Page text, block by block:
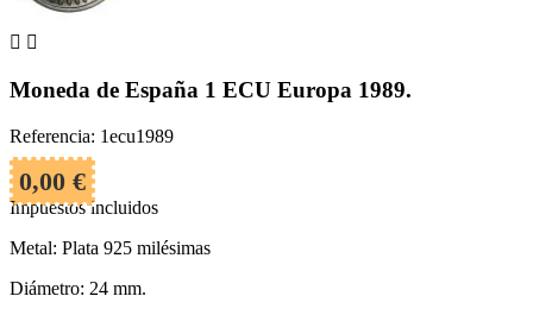
 
Moneda de España 1 ECU Europa 1989.
Referencia: 1ecu1989
0,00 €
Impuestos incluidos
Metal: Plata 925 milésimas
Diámetro: 24 mm.